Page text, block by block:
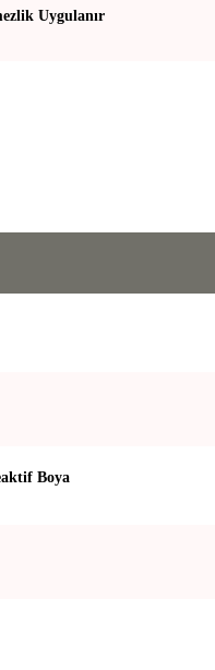
Uygulanır
Boya